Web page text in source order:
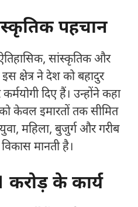
पहचान
सांस्कृतिक और
क्षेत्र ने देश को बहादुर
दिए हैं। उन्होंने कहा
केवल इमारतों तक सीमित
महिला, बुजुर्ग और गरीब
मानती है।
करोड़ के कार्य